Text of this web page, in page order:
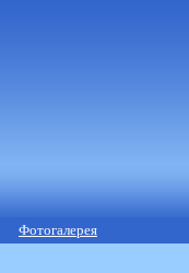
Фотогалерея